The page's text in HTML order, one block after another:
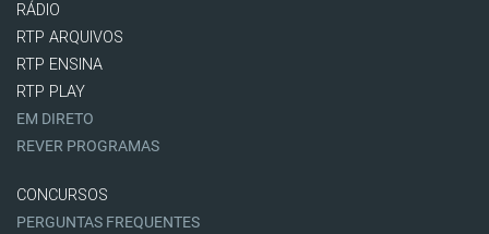
RÁDIO
RTP ARQUIVOS
RTP ENSINA
RTP PLAY
EM DIRETO
REVER PROGRAMAS
CONCURSOS
PERGUNTAS FREQUENTES